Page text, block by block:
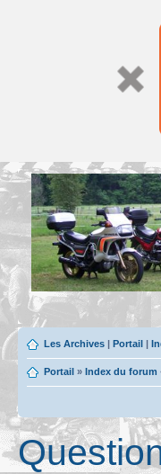
Les Archives | Portail |
Portail » Index du forum